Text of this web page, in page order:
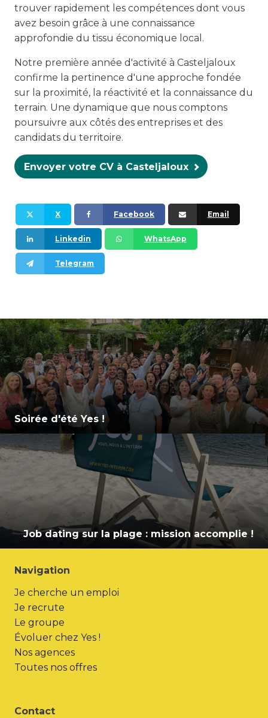
trouver rapidement les compétences dont vous
avez besoin grâce à une connaissance
approfondie du tissu économique local.
Notre première année d'activité à Casteljaloux
confirme la pertinence d'une approche fondée
sur la proximité, la réactivité et la connaissance du
terrain. Une dynamique que nous comptons
poursuivre aux côtés des entreprises et des
candidats du territoire.
Envoyer votre CV à Casteljaloux
X Facebook Email
Linkedin WhatsApp
Telegram
Soirée d'été Yes !
Job dating sur la plage : mission accomplie !
Navigation
Je cherche un emploi
Je recrute
Le groupe
Évoluer chez Yes !
Nos agences
Toutes nos offres
Contact